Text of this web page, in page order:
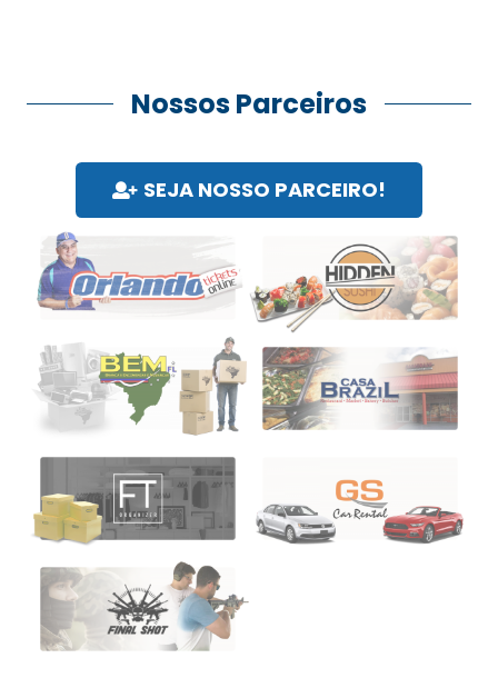
Nossos Parceiros
SEJA NOSSO PARCEIRO!